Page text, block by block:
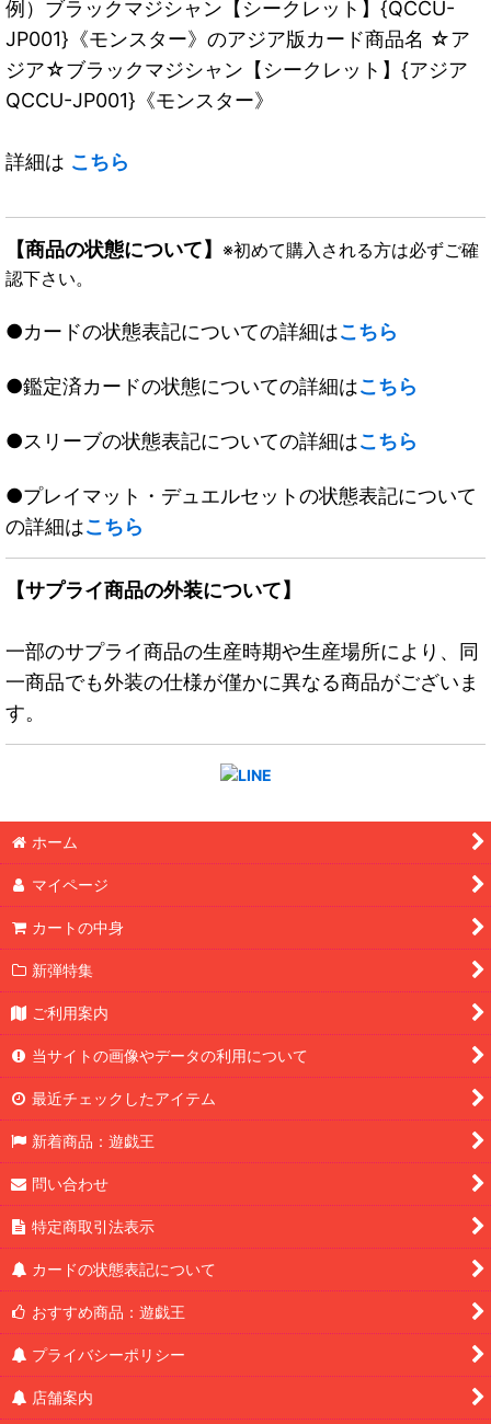
例）ブラックマジシャン【シークレット】{QCCU-
JP001}《モンスター》のアジア版カード商品名 ☆ア
ジア☆ブラックマジシャン【シークレット】{アジア
QCCU-JP001}《モンスター》
詳細は こちら
【商品の状態について】 ※初めて購入される方は必ずご確
認下さい。
●カードの状態表記についての詳細はこちら
●鑑定済カードの状態についての詳細はこちら
●スリーブの状態表記についての詳細はこちら
●プレイマット・デュエルセットの状態表記について
の詳細はこちら
【サプライ商品の外装について】
一部のサプライ商品の生産時期や生産場所により、同
一商品でも外装の仕様が僅かに異なる商品がございま
す。
ホーム
マイページ
カートの中身
新弾特集
ご利用案内
当サイトの画像やデータの利用について
最近チェックしたアイテム
新着商品：遊戯王
問い合わせ
特定商取引法表示
カードの状態表記について
おすすめ商品：遊戯王
プライバシーポリシー
店舗案内